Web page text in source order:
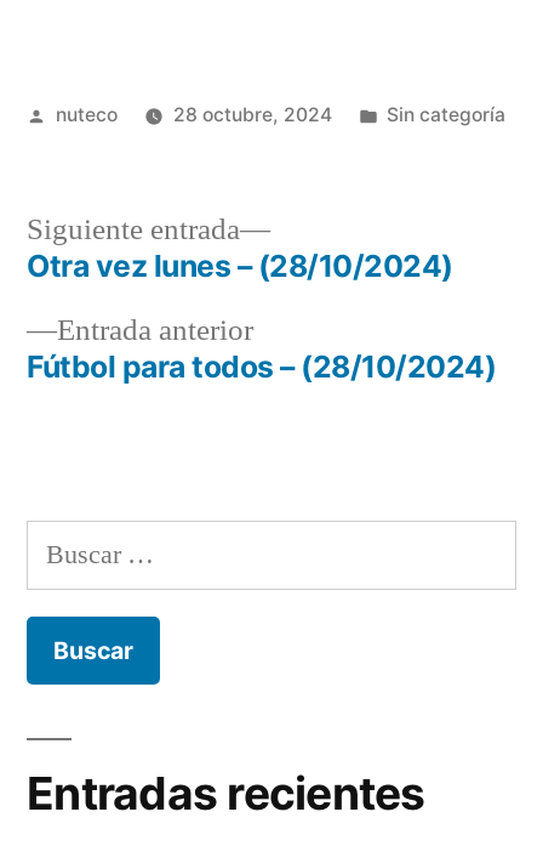
Publicada
nuteco 28 octubre, 2024
Publicada
Sin categoría
Navegación
de
entradas
Entrada anteriorEntrada
anterior:
Fútbol para todos – (28/10/2024)
Siguiente entrada
Siguiente
entrada:
Otra vez lunes – (28/10/2024)
Buscar:
Entradas recientes